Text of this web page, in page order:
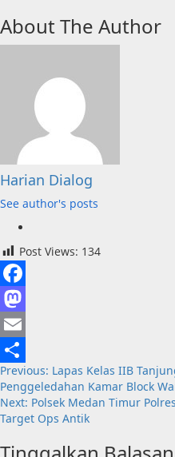
About The Author
Harian Dialog
See author's posts
Post Views: 134
Facebook
Mastodon
Email
Share
Post
navigation
Previous: Lapas Kelas IIB
Penggeledahan Kamar Block
Next: Polsek Medan Timur
Target Ops Antik